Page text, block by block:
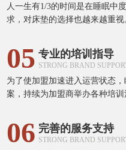
人一生有1/3的时间是在睡眠中
求，对床垫的选择也越来越重视
05 专业的培训指导
STRONG BRAND
为了使加盟加速进入运营状态
案，持续为加盟商举办各种培训
06 完善的服务支持
STRONG BRAND